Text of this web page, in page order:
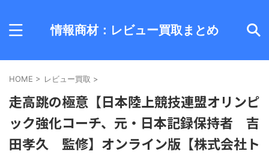
情報商材：レビュー買取まとめ
HOME > レビュー買取 >
走高跳の極意【日本陸上競技連盟オリンピ
ック強化コーチ、元・日本記録保持者 吉
田孝久 監修】オンライン版【株式会社ト